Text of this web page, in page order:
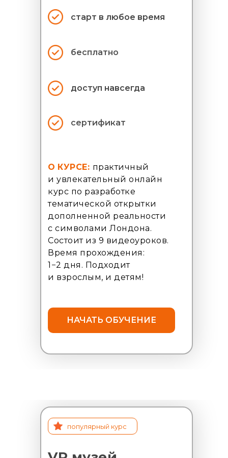
О КУРСЕ: практичный
и увлекательный онлайн
курс по разработке
тематической открытки
дополненной реальности
с символами Лондона.
Состоит из 9 видеоуроков.
Время прохождения:
1−2 дня. Подходит
и взрослым, и детям!
НАЧАТЬ ОБУЧЕНИЕ
старт в любое время
бесплатно
доступ навсегда
сертификат
популярный курс